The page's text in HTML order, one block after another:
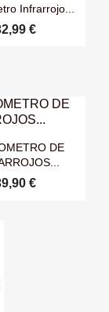
rápida
Infrarrojo...
€
rápida
DE
€